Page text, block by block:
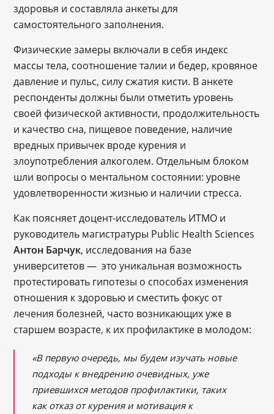
здоровья и составляла анкеты для
самостоятельного заполнения.
Физические замеры включали в себя индекс
массы тела, соотношение талии и бедер, кровяное
давление и пульс, силу сжатия кисти. В анкете
респонденты должны были отметить уровень
своей физической активности, продолжительность
и качество сна, пищевое поведение, наличие
вредных привычек вроде курения и
злоупотребления алкоголем. Отдельным блоком
шли вопросы о ментальном состоянии: уровне
удовлетворенности жизнью и наличии стресса.
Как поясняет доцент-исследователь ИТМО и
руководитель магистратуры Public Health Sciences
Антон Барчук, исследования на базе
университетов — это уникальная возможность
протестировать гипотезы о способах изменения
отношения к здоровью и сместить фокус от
лечения болезней, часто возникающих уже в
старшем возрасте, к их профилактике в молодом:
«В первую очередь, мы будем изучать новые
подходы к внедрению очевидных, уже
приевшихся методов профилактики, таких
как отказ от курения и мотивация к